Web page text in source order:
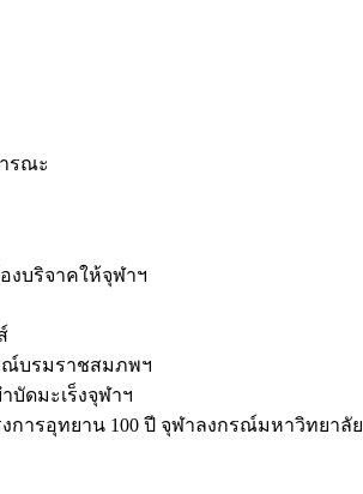
รณะ
งบริจาคให้จุฬาฯ
ณ์บรมราชสมภพฯ
ดมะเร็งจุฬาฯ
การอุทยาน 100 ปี จุฬาลงกรณ์มหาวิทยาลัย